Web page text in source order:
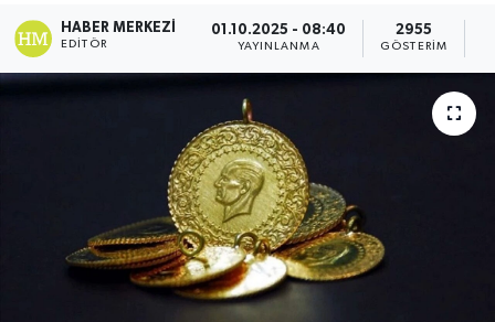
HABER MERKEZI
EDITÖR
01.10.2025 - 08:40
YAYINLANMA
2955
GÖSTERIM